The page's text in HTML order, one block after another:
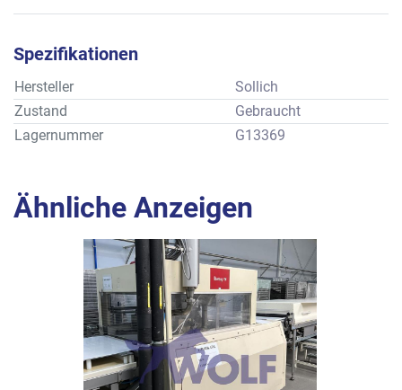
Spezifikationen
Hersteller
Sollich
Zustand
Gebraucht
Lagernummer
G13369
Ähnliche Anzeigen